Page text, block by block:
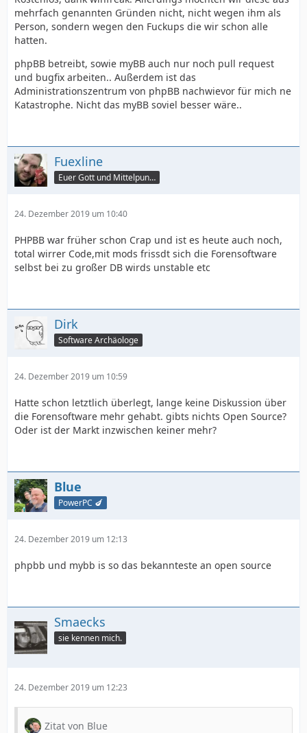
mehrfach genannten Gründen nicht, nicht wegen ihm als
Person, sondern wegen den Fuckups die wir schon alle
hatten.
phpBB betreibt, sowie myBB auch nur noch pull request
und bugfix arbeiten.. Außerdem ist das
Administrationszentrum von phpBB nachwievor für mich ne
Katastrophe. Nicht das myBB soviel besser wäre..
Fuexline
Euer Gott und Mittelpunkt
24. Dezember 2019 um 10:40
PHPBB war früher schon Crap und ist es heute auch noch,
total wirrer Code,mit mods frissdt sich die Forensoftware
selbst bei zu großer DB wirds unstable etc
Dirk
Software Archäologe
24. Dezember 2019 um 10:59
Hatte schon letztlich überlegt, lange keine Diskussion über
die Forensoftware mehr gehabt. gibts nichts Open Source?
Oder ist der Markt inzwischen keiner mehr?
Blue
PowerPC 🍆
24. Dezember 2019 um 12:13
phpbb und mybb is so das bekannteste an open source
Smaecks
sie kennen mich.
24. Dezember 2019 um 12:23
Zitat von Blue